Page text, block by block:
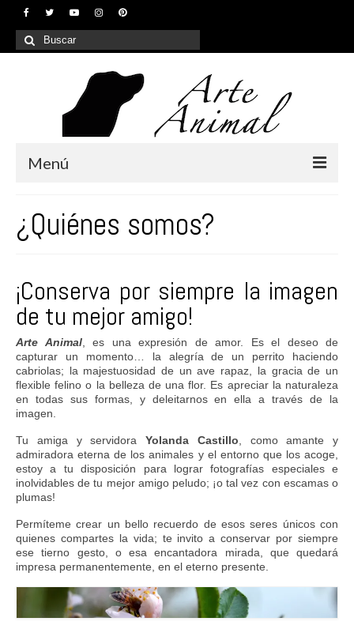
Buscar
por:
Menú
¿Quiénes somos?
Galería
Contacto
FAQs
Blog
¿Quiénes somos?
¡Conserva por siempre la imagen
de tu mejor amigo!
Arte Animal, es una expresión de amor. Es el deseo de
capturar un momento… la alegría de un perrito haciendo
cabriolas; la majestuosidad de un ave rapaz, la gracia de un
flexible felino o la belleza de una flor. Es apreciar la naturaleza
en todas sus formas, y deleitarnos en ella a través de la
imagen.
Tu amiga y servidora Yolanda Castillo , como amante y
admiradora eterna de los animales y el entorno que los acoge,
estoy a tu disposición para lograr fotografías especiales e
inolvidables de tu mejor amigo peludo; ¡o tal vez con escamas o
plumas!
Permíteme crear un bello recuerdo de esos seres únicos con
quienes compartes la vida; te invito a conservar por siempre
ese tierno gesto, o esa encantadora mirada, que quedará
impresa permanentemente, en el eterno presente.